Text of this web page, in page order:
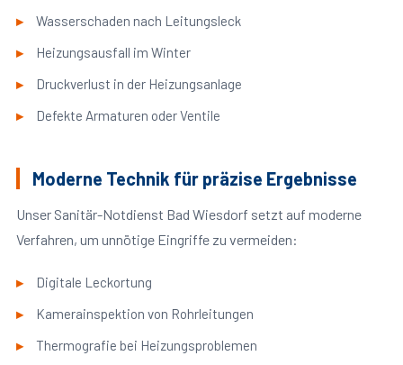
Wasserschaden nach Leitungsleck
Heizungsausfall im Winter
Druckverlust in der Heizungsanlage
Defekte Armaturen oder Ventile
Moderne Technik für präzise Ergebnisse
Unser Sanitär-Notdienst Bad Wiesdorf setzt auf moderne
Verfahren, um unnötige Eingriffe zu vermeiden:
Digitale Leckortung
Kamerainspektion von Rohrleitungen
Thermografie bei Heizungsproblemen